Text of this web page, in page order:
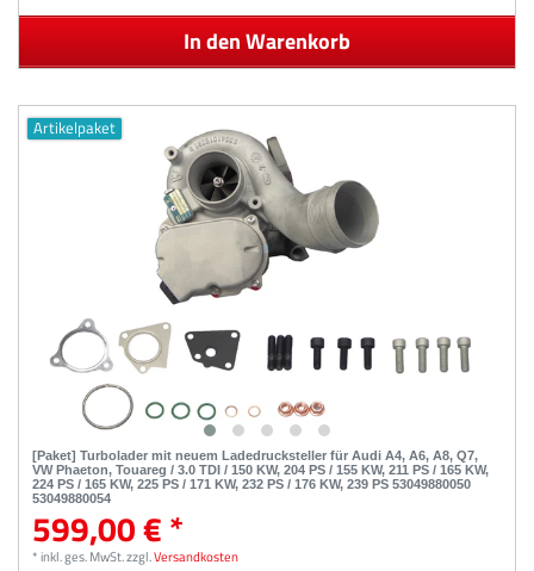
In den Warenkorb
Artikelpaket
[Paket] Turbolader mit neuem Ladedrucksteller für Audi A4, A6, A8, Q7,
VW Phaeton, Touareg / 3.0 TDI / 150 KW, 204 PS / 155 KW, 211 PS / 165 KW,
224 PS / 165 KW, 225 PS / 171 KW, 232 PS / 176 KW, 239 PS 53049880050
53049880054
599,00 € *
*inkl. ges. MwSt.zzgl.Versandkosten